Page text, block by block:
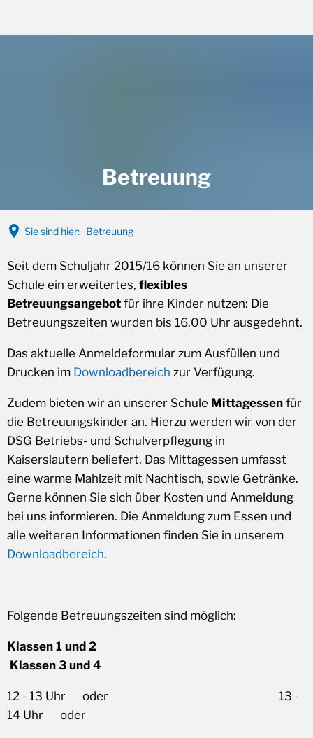
Betreuung
Sie sind hier: Betreuung
BETREUUNG
Seit dem Schuljahr 2015/16 können Sie an unserer
Schule ein erweitertes, flexibles
Betreuungsangebot für ihre Kinder nutzen: Die
Betreuungszeiten wurden bis 16.00 Uhr ausgedehnt.
Das aktuelle Anmeldeformular zum Ausfüllen und
Drucken im Downloadbereich zur Verfügung.
Zudem bieten wir an unserer Schule Mittagessen für
die Betreuungskinder an. Hierzu werden wir von der
DSG Betriebs- und Schulverpflegung in
Kaiserslautern beliefert. Das Mittagessen umfasst
eine warme Mahlzeit mit Nachtisch, sowie Getränke.
Gerne können Sie sich über Kosten und Anmeldung
bei uns informieren. Die Anmeldung zum Essen und
alle weiteren Informationen finden Sie in unserem
Downloadbereich.
Folgende Betreuungszeiten sind möglich:
Klassen 1 und 2
Klassen 3 und 4
12 - 13 Uhr oder 13 -
14 Uhr oder